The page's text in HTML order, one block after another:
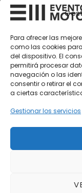
Para ofrecer las
como las cookies
del dispositivo. El
permitirá procesar
navegación o las
consentir o retirar el
a ciertas
Gestionar los servicios
Vehículos Clásicos
Vehículos de
Próximos
Del
Del
Del